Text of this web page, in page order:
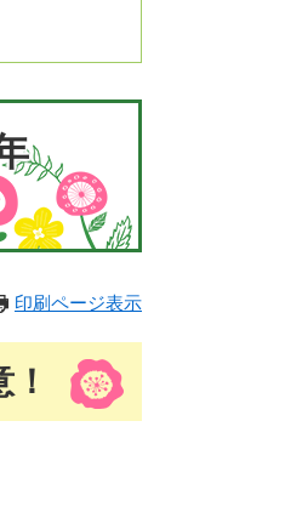
印刷ページ表示